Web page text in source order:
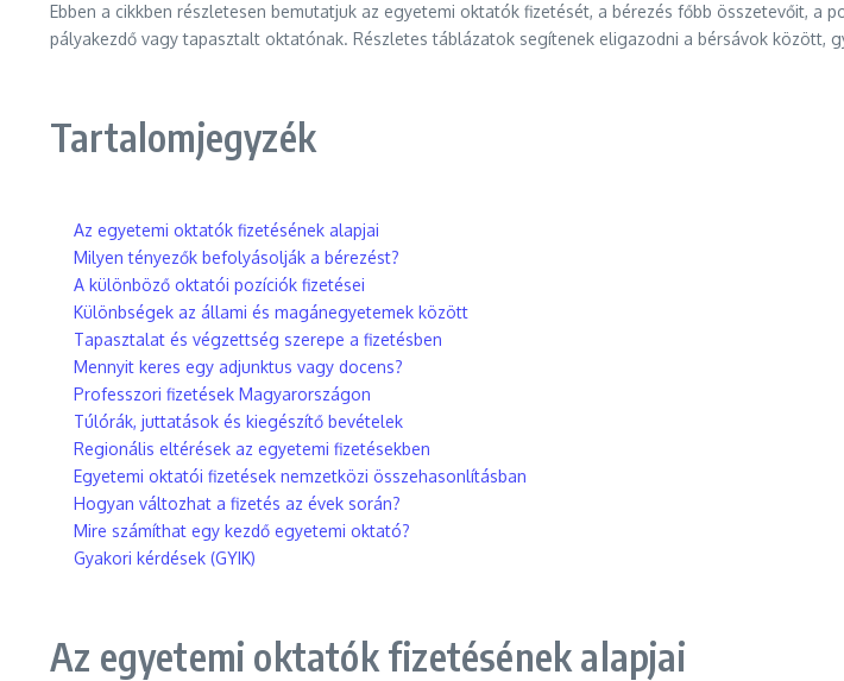
Ebben a cikkben részletesen bemutatjuk az egyetemi oktatók fizetését, a bérezés főbb összetevőit,
pályakezdő vagy tapasztalt oktatónak. Részletes táblázatok segítenek eligazodni a bérsávok között,
Tartalomjegyzék
Az egyetemi oktatók fizetésének alapjai
Milyen tényezők befolyásolják a bérezést?
A különböző oktatói pozíciók fizetései
Különbségek az állami és magánegyetemek között
Tapasztalat és végzettség szerepe a fizetésben
Mennyit keres egy adjunktus vagy docens?
Professzori fizetések Magyarországon
Túlórák, juttatások és kiegészítő bevételek
Regionális eltérések az egyetemi fizetésekben
Egyetemi oktatói fizetések nemzetközi összehasonlításban
Hogyan változhat a fizetés az évek során?
Mire számíthat egy kezdő egyetemi oktató?
Gyakori kérdések (GYIK)
Az egyetemi oktatók fizetésének alapjai